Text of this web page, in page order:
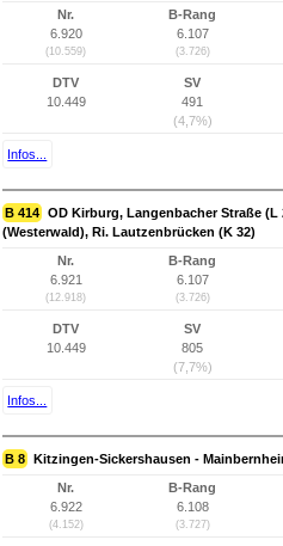
Nr.
6.920
(10.559)
B-Rang
6.107
(3.726)
DTV
10.449
SV
491
(4,7%)
Infos...
B 414 OD Kirburg, Langenbacher Straße (L
(Westerwald), Ri. Lautzenbrücken (K 32)
Nr.
6.921
(12.918)
B-Rang
6.107
(3.726)
DTV
10.449
SV
805
(7,7%)
Infos...
B 8 Kitzingen-Sickershausen -
Nr.
6.922
(4.152)
B-Rang
6.108
(3.727)